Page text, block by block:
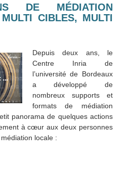
DE MÉDIATION
CIBLES, MULTI
Depuis deux ans, le
Centre Inria de
l’université de Bordeaux
a développé de
nombreux supports et
formats de médiation
panorama de quelques actions
à cœur aux deux personnes
locale :